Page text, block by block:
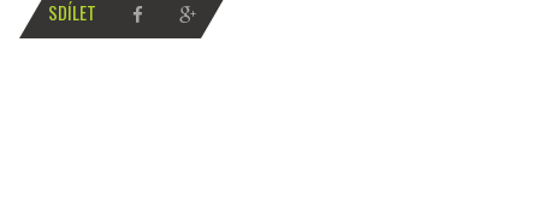
SDÍLET